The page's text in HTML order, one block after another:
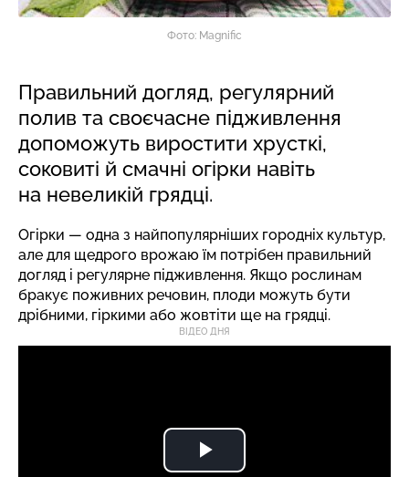
Фото: Magnific
Правильний догляд, регулярний
полив та своєчасне підживлення
допоможуть виростити хрусткі,
соковиті й смачні огірки навіть
на невеликій грядці.
Огірки — одна з найпопулярніших городніх культур,
але для щедрого врожаю їм потрібен правильний
догляд і регулярне підживлення. Якщо рослинам
бракує поживних речовин, плоди можуть бути
дрібними, гіркими або жовтіти ще на грядці.
ВІДЕО ДНЯ